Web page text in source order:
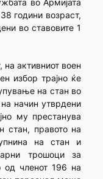
во Армијата
години возраст,
во ставовите 1
активниот воен
избор трајно ќе
на стан во
начин утврдени
му престанува
стан, правото на
на стан и
трошоци за
од членот 196 на